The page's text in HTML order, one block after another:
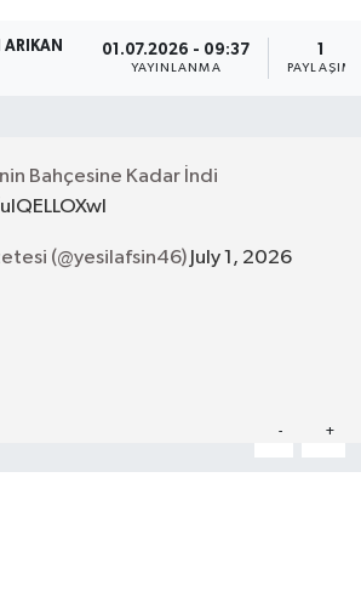
01.07.2026 - 09:37
YAYINLANMA
1
PAYLAŞIM
Bahçesine Kadar İndi
(@yesilafsin46) July 1, 2026
- +